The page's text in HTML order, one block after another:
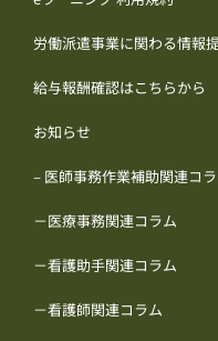
労働派遣事業に関わる情報
給与報酬確認はこちらから
お知らせ
– 医師事務作業補助関連コ
－医療事務関連コラム
－看護助手関連コラム
－看護師関連コラム